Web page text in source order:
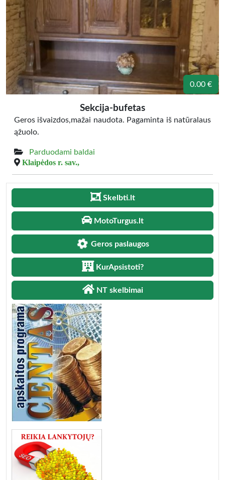
0.00 €
Sekcija-bufetas
Geros išvaizdos,mažai naudota. Pagaminta iš natūralaus
ąžuolo.
Parduodami baldai
Klaipėdos r. sav.,
Skelbti.lt
MotoTurgus.lt
Geros paslaugos
KurApsistoti?
NT skelbimai